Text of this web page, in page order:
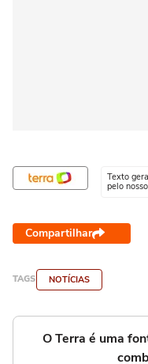
Texto
pelo
Compartilhar
TAGS NOTÍCIAS
O Terra é uma